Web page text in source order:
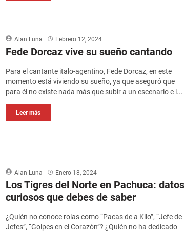
Alan Luna Febrero 12, 2024
Fede Dorcaz vive su sueño cantando
Para el cantante italo-agentino, Fede Dorcaz, en este
momento está viviendo su sueño, ya que aseguró que
para él no existe nada más que subir a un escenario e i...
Leer más
Alan Luna Enero 18, 2024
Los Tigres del Norte en Pachuca: datos
curiosos que debes de saber
¿Quién no conoce rolas como “Pacas de a Kilo”, “Jefe de
Jefes”, “Golpes en el Corazón”? ¿Quién no ha dedicado